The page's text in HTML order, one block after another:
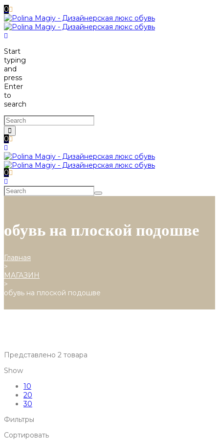
0
Start
typing
and
press
Enter
to
search
0
0
обувь на плоской подошве
Главная
>
МАГАЗИН
>
обувь на плоской подошве
Представлено 2 товара
Show
10
20
30
Фильтры
Сортировать